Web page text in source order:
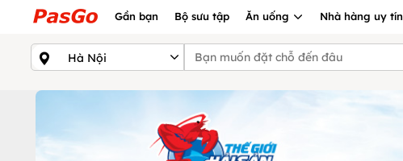
Gần bạn Bộ sưu tập Ăn uống Nhà hàng uy tín